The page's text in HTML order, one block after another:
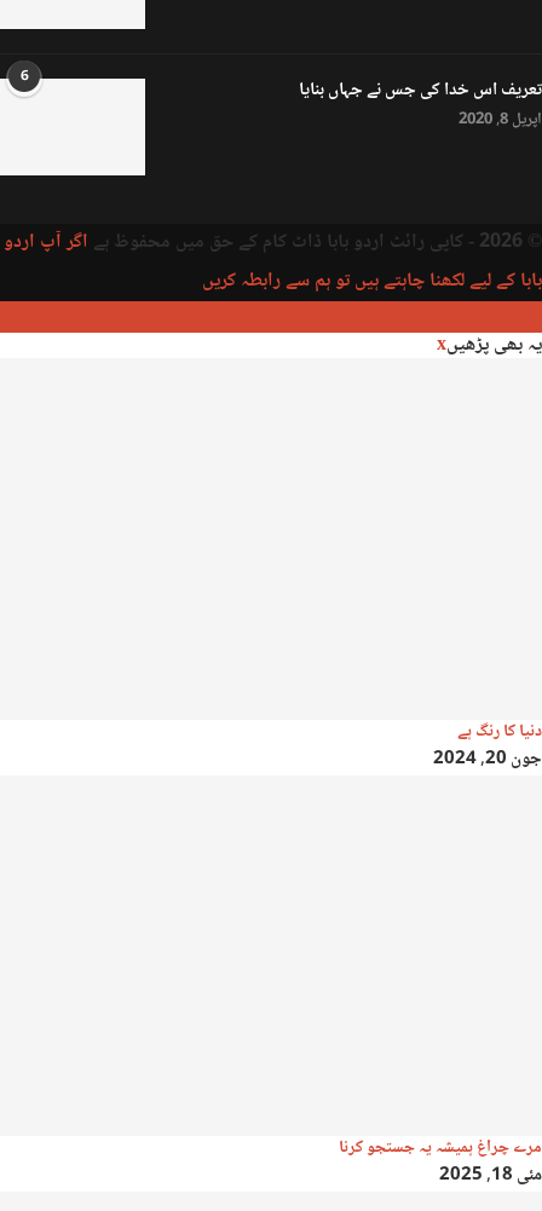
6 تعریف اس خدا کی جس نے جہاں بنایا
اپریل 8, 2020
© 2026 - کاپی رائٹ اردو بابا ڈاٹ کام کے حق میں محفوظ ہے
اگر آپ اردو
بابا کے لیے لکھنا چاہتے ہیں تو ہم سے رابطہ کریں
یہ بھی پڑھیںx
دنیا کا رنگ ہے
جون 20, 2024
مرے چراغ ہمیشہ یہ جستجو کرنا
مئی 18, 2025